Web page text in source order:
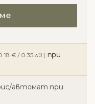
€ / 0.35 лв.) при
автомат при